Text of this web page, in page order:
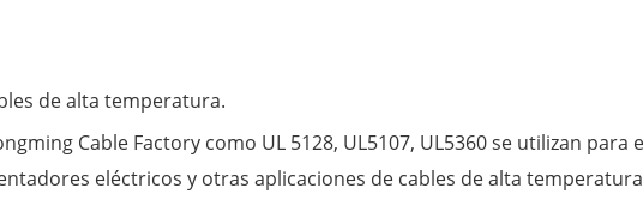
de alta temperatura.
Cable Factory como UL 5128, UL5107, UL5360 se utilizan
eléctricos y otras aplicaciones de cables de alta